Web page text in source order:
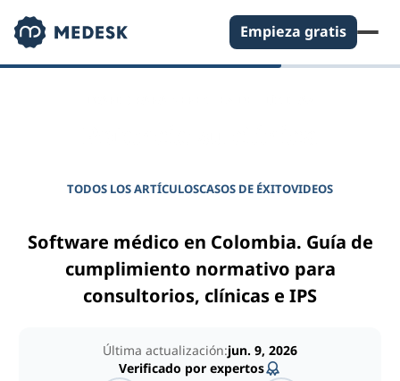
Empieza gratis
TODOS LOS ARTÍCULOSCASOS DE ÉXITOVIDEOS
Software médico en Colombia. Guía de
cumplimiento normativo para
consultorios, clínicas e IPS
Última actualización:jun. 9, 2026
Verificado por expertos